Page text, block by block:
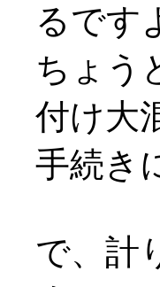
るです
ちょう
付け大
手続き
で、計